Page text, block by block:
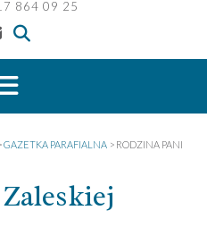
864 09 25
GAZETKA PARAFIALNA > RODZINA PANI